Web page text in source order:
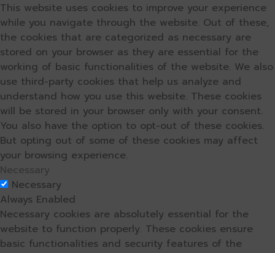
This website uses cookies to improve your experience
while you navigate through the website. Out of these,
the cookies that are categorized as necessary are
stored on your browser as they are essential for the
working of basic functionalities of the website. We also
use third-party cookies that help us analyze and
understand how you use this website. These cookies
will be stored in your browser only with your consent.
You also have the option to opt-out of these cookies.
But opting out of some of these cookies may affect
your browsing experience.
Necessary
Necessary
Always Enabled
Necessary cookies are absolutely essential for the
website to function properly. These cookies ensure
basic functionalities and security features of the